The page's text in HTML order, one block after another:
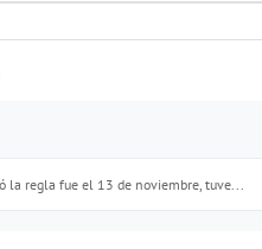
la regla fue el 13 de noviembre, tuve...